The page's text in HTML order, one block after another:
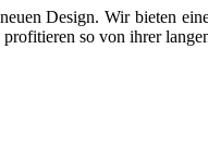
Design. Wir bieten
so von ihrer